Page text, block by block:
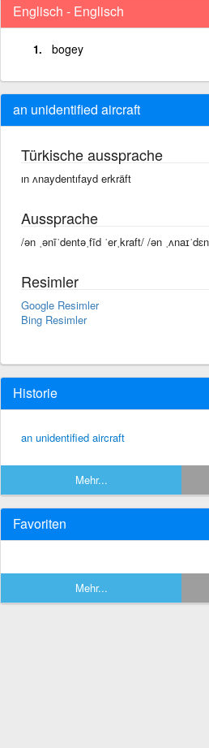
Englisch - Englisch
bogey
an unidentified aircraft
Türkische aussprache
ın ʌnaydentıfayd erkräft
Aussprache
/ən ˌənīˈdentəˌfīd ˈerˌkraft/ /ən
Resimler
Google Resimler
Bing Resimler
Historie
an unidentified aircraft
Mehr...
Favoriten
Mehr...